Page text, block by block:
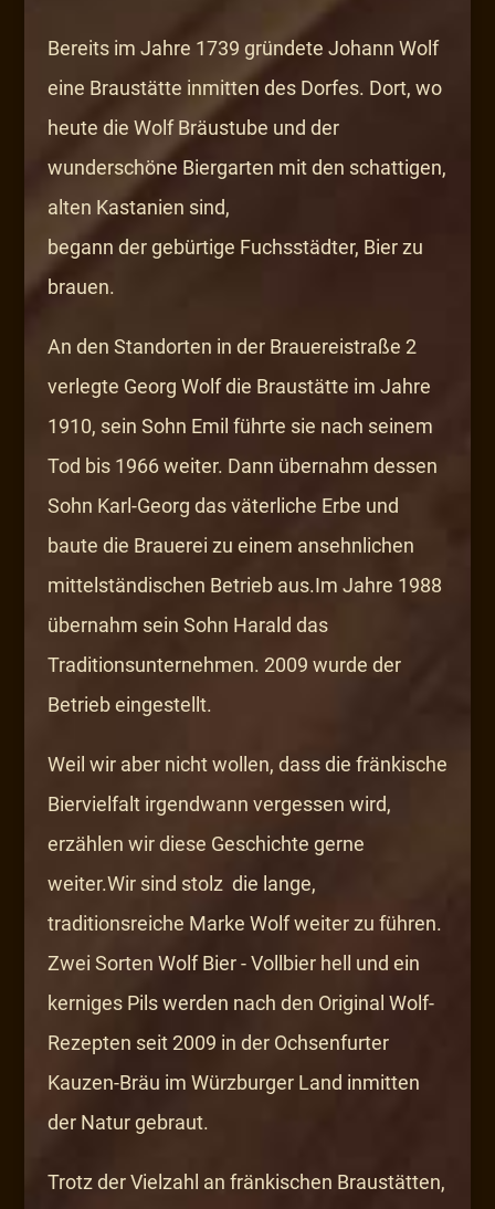
Bereits im Jahre 1739 gründete Johann Wolf
eine Braustätte inmitten des Dorfes. Dort, wo
heute die Wolf Bräustube und der
wunderschöne Biergarten mit den schattigen,
alten Kastanien sind,
begann der gebürtige Fuchsstädter, Bier zu
brauen.
An den Standorten in der Brauereistraße 2
verlegte Georg Wolf die Braustätte im Jahre
1910, sein Sohn Emil führte sie nach seinem
Tod bis 1966 weiter. Dann übernahm dessen
Sohn Karl-Georg das väterliche Erbe und
baute die Brauerei zu einem ansehnlichen
mittelständischen Betrieb aus.Im Jahre 1988
übernahm sein Sohn Harald das
Traditionsunternehmen. 2009 wurde der
Betrieb eingestellt.
Weil wir aber nicht wollen, dass die fränkische
Biervielfalt irgendwann vergessen wird,
erzählen wir diese Geschichte gerne
weiter.Wir sind stolz die lange,
traditionsreiche Marke Wolf weiter zu führen.
Zwei Sorten Wolf Bier - Vollbier hell und ein
kerniges Pils werden nach den Original Wolf-
Rezepten seit 2009 in der Ochsenfurter
Kauzen-Bräu im Würzburger Land inmitten
der Natur gebraut.
Trotz der Vielzahl an fränkischen Braustätten,